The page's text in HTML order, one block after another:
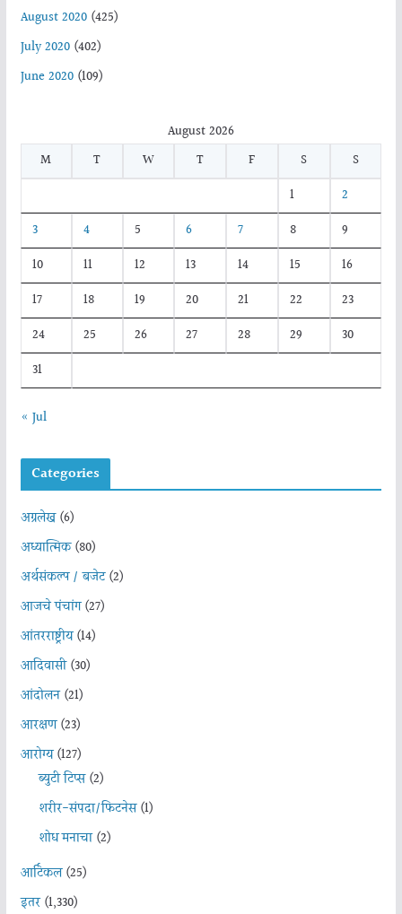
August 2020(425)
July 2020(402)
June 2020(109)
August 2026
M
T W T F S
S
1
2
3
4 5 6 7 8
9
10
11 12 13 14 15
16
17
18 19 20 21 22
23
24
25 26 27 28 29
30
31
« Jul
Categories
अग्रलेख(6)
अध्यात्मिक(80)
अर्थसंकल्प / बजेट(2)
आजचे पंचांग(27)
आंतरराष्ट्रीय(14)
आदिवासी(30)
आंदोलन(21)
आरक्षण(23)
आरोग्य(127)
ब्युटी टिप्स(2)
शरीर-संपदा/फिटनेस(1)
शोध मनाचा(2)
आर्टिकल(25)
इतर(1,330)